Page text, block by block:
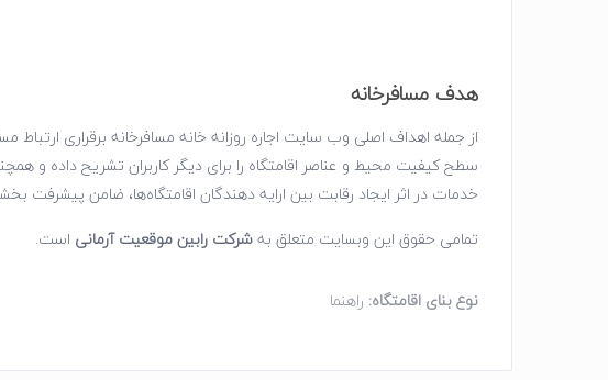
هدف مسافرخانه
از جمله اهداف اصلی وب سایت اجاره روزانه خانه مسافرخانه برقراری
سطح کیفیت محیط و عناصر اقامتگاه را برای دیگر کاربران تشریح داده و
خدمات در اثر ایجاد رقابت بین ارایه دهندگان اقامتگاه‌ها، ضامن
تمامی حقوق این وبسایت متعلق بهشرکت رابین موقعیت آرمانی است.
نوع بنای اقامتگاه: راهنما